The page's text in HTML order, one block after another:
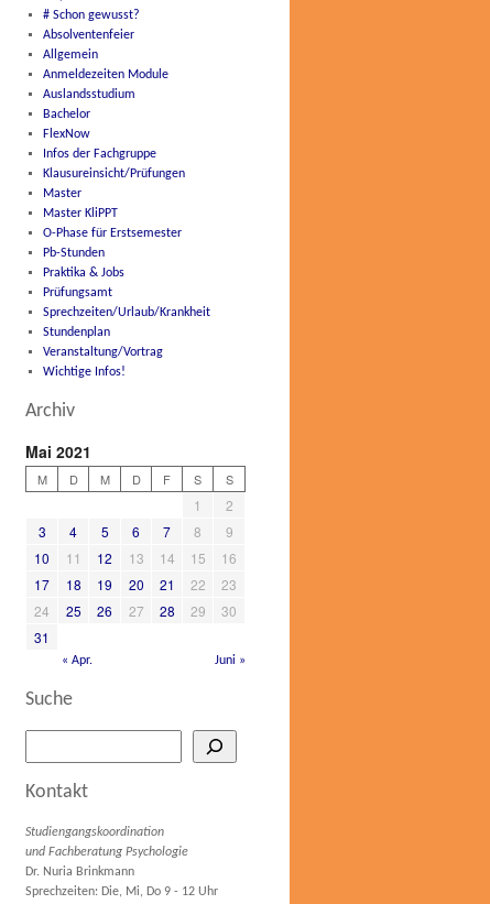
# Schon gewusst?
Absolventenfeier
Allgemein
Anmeldezeiten Module
Auslandsstudium
Bachelor
FlexNow
Infos der Fachgruppe
Klausureinsicht/Prüfungen
Master
Master KliPPT
O-Phase für Erstsemester
Pb-Stunden
Praktika & Jobs
Prüfungsamt
Sprechzeiten/Urlaub/Krankheit
Stundenplan
Veranstaltung/Vortrag
Wichtige Infos!
Archiv
Mai 2021
M D M D F S S
1
2
3
4 5 6 7 8
9
10
11 12 13 14 15
16
17
18 19 20 21 22
23
24
25 26 27 28 29
30
31
« Apr. Juni »
Suche
Kontakt
Studiengangskoordination
und Fachberatung Psychologie
Dr. Nuria Brinkmann
Sprechzeiten: Die, Mi, Do 9 - 12 Uhr